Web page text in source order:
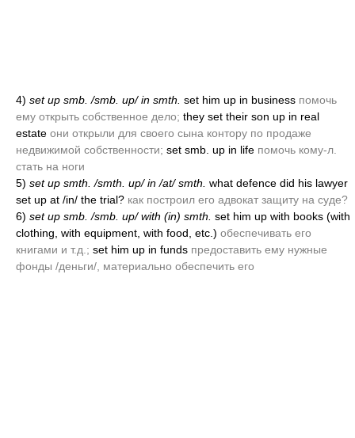
4) set up smb. /smb. up/ in smth. set him up in business помочь
ему открыть собственное дело; they set their son up in real
estate они открыли для своего сына контору по продаже
недвижимой собственности; set smb. up in life помочь кому-л.
стать на ноги
5) set up smth. /smth. up/ in /at/ smth. what defence did his lawyer
set up at /in/ the trial? как построил его адвокат защиту на суде?
6) set up smb. /smb. up/ with (in) smth. set him up with books (with
clothing, with equipment, with food, etc.) обеспечивать его
книгами и т.д.; set him up in funds предоставить ему нужные
фонды /деньги/, материально обеспечить его